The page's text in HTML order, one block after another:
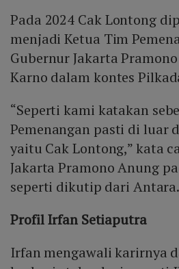
Pada 2024 Cak Lontong
menjadi Ketua Tim
Gubernur Jakarta
Karno dalam kontes
“Seperti kami katakan
Pemenangan pasti di luar
yaitu Cak Lontong,” kata
Jakarta Pramono Anung
seperti dikutip dari Antara.
Profil Irfan Setiaputra
Irfan mengawali karirnya